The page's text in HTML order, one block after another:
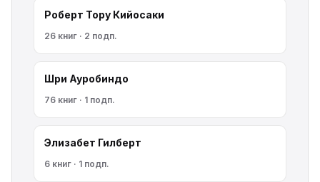
Роберт Тору Кийосаки
26 книг · 2 подп.
Шри Ауробиндо
76 книг · 1 подп.
Элизабет Гилберт
6 книг · 1 подп.